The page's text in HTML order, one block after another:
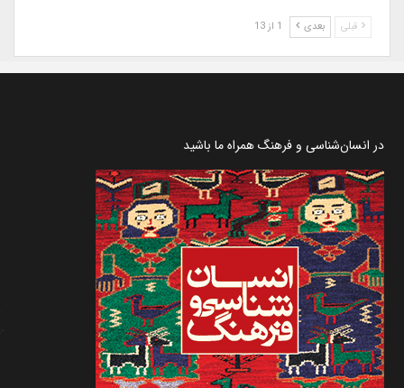
قبلی بعدی
در انسان‌شناسی و فرهنگ همراه ما باشید